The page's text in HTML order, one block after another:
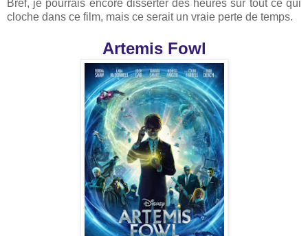
Bref, je pourrais encore disserter des heures sur tout ce qui
cloche dans ce film, mais ce serait un vraie perte de temps.
Artemis Fowl